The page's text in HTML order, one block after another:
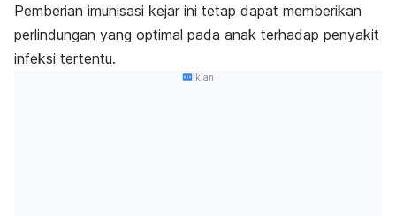
Pemberian imunisasi kejar ini tetap dapat memberikan
perlindungan yang optimal pada anak terhadap penyakit
infeksi tertentu.
Iklan